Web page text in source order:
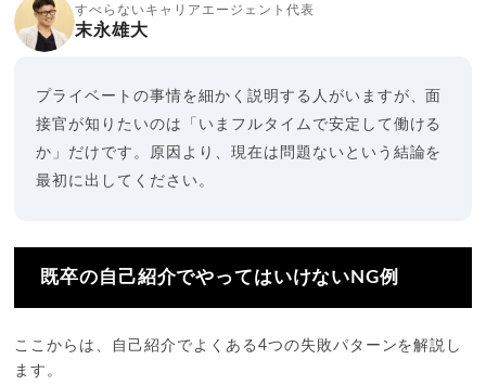
すべらないキャリアエージェント代表
末永雄大
プライベートの事情を細かく説明する人がいますが、面
接官が知りたいのは「いまフルタイムで安定して働ける
か」だけです。原因より、現在は問題ないという結論を
最初に出してください。
既卒の自己紹介でやってはいけないNG例
ここからは、自己紹介でよくある4つの失敗パターンを解説し
ます。